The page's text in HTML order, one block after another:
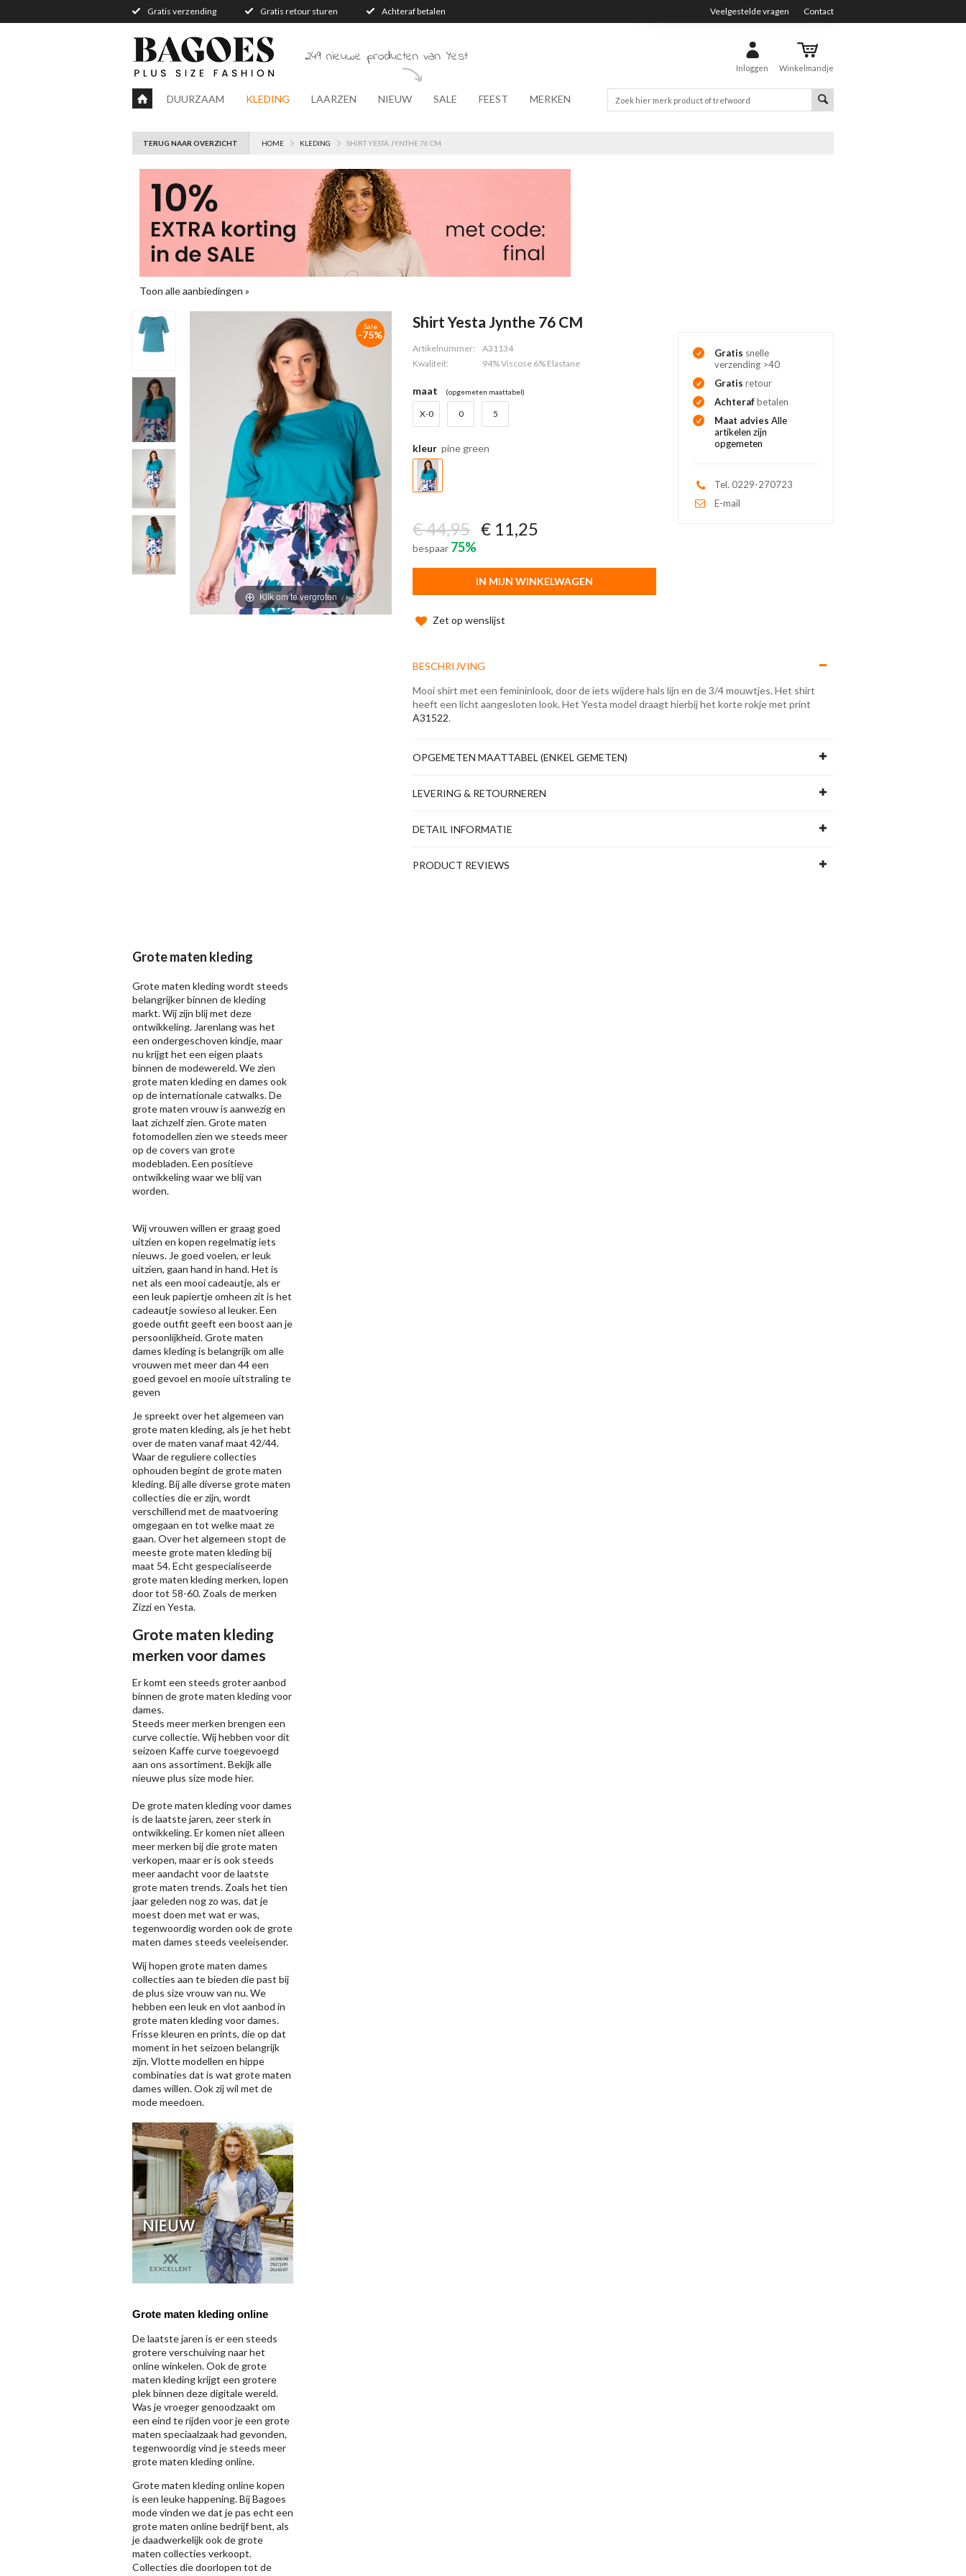
Gratis verzending Gratis retour sturen Achteraf betalen Veelgestelde vragen Contact
Inloggen Winkelmandje
249 nieuwe producten van Yest
DUURZAAM KLEDING LAARZEN NIEUW SALE FEEST MERKEN
TERUG NAAR OVERZICHT HOME KLEDING SHIRT YESTA JYNTHE 76 CM
Toon alle aanbiedingen »
Klik om te vergroten
Sale
-75%
Shirt Yesta Jynthe 76 CM
Artikelnummer:
A31134
Kwaliteit:
94% Viscose 6% Elastane
maat (opgemeten maattabel)
X-0 0 5
kleur pine green
€ 44,95 € 11,25
bespaar 75%
IN MIJN WINKELWAGEN
Zet op wenslijst
Gratis snelle
verzending >40
Gratis retour
Achterafbetalen
Maat adviesAlle
artikelen zijn
opgemeten
Tel. 0229-270723
E-mail
BESCHRIJVING
Mooi shirt met een femininlook, door de iets wijdere hals lijn en de 3/4 mouwtjes. Het shirt
heeft een licht aangesloten look. Het Yesta model draagt hierbij het korte rokje met print
A31522.
OPGEMETEN MAATTABEL (ENKEL GEMETEN)
LEVERING & RETOURNEREN
DETAIL INFORMATIE
PRODUCT REVIEWS
Grote maten kleding
Grote maten kleding wordt steeds
belangrijker binnen de kleding
markt. Wij zijn blij met deze
ontwikkeling. Jarenlang was het
een ondergeschoven kindje, maar
nu krijgt het een eigen plaats
binnen de modewereld. We zien
grote maten kleding en dames ook
op de internationale catwalks. De
grote maten vrouw is aanwezig en
laat zichzelf zien. Grote maten
fotomodellen zien we steeds meer
op de covers van grote
modebladen. Een positieve
ontwikkeling waar we blij van
worden.
Wij vrouwen willen er graag goed
uitzien en kopen regelmatig iets
nieuws. Je goed voelen, er leuk
uitzien, gaan hand in hand. Het is
net als een mooi cadeautje, als er
een leuk papiertje omheen zit is het
cadeautje sowieso al leuker. Een
goede outfit geeft een boost aan je
persoonlijkheid. Grote maten
dames kleding is belangrijk om alle
vrouwen met meer dan 44 een
goed gevoel en mooie uitstraling te
geven
Je spreekt over het algemeen van
grote maten kleding, als je het hebt
over de maten vanaf maat 42/44.
Waar de reguliere collecties
ophouden begint de grote maten
kleding. Bij alle diverse grote maten
collecties die er zijn, wordt
verschillend met de maatvoering
omgegaan en tot welke maat ze
gaan. Over het algemeen stopt de
meeste grote maten kleding bij
maat 54. Echt gespecialiseerde
grote maten kleding merken, lopen
door tot 58-60. Zoals de merken
Zizzien Yesta.
Grote maten kleding
merken voor dames
Er komt een steeds groter aanbod
binnen de grote maten kleding voor
dames.
Steeds meer merken brengen een
curve collectie. Wij hebben voor dit
seizoen Kaffecurve toegevoegd
aan ons assortiment. Bekijk alle
nieuweplus size modehier.
De grote maten kleding voor dames
is de laatste jaren, zeer sterk in
ontwikkeling. Er komen niet alleen
meer merken bij die grote maten
verkopen, maar er is ook steeds
meer aandacht voor de laatste
grote maten trends. Zoals het tien
jaar geleden nog zo was, dat je
moest doen met wat er was,
tegenwoordig worden ook de grote
maten dames steeds veeleisender.
Wij hopen grote maten dames
collecties aan te bieden die past bij
de plus size vrouw van nu. We
hebben een leuk en vlot aanbod in
grote maten kleding voor dames.
Frisse kleuren en prints, die op dat
moment in het seizoen belangrijk
zijn. Vlotte modellen en hippe
combinaties dat is wat grote maten
dames willen. Ook zij wil met de
mode meedoen.
Grote maten kleding online
De laatste jaren is er een steeds
grotere verschuiving naar het
online winkelen. Ook de grote
maten kleding krijgt een grotere
plek binnen deze digitale wereld.
Was je vroeger genoodzaakt om
een eind te rijden voor je een grote
maten speciaalzaak had gevonden,
tegenwoordig vind je steeds meer
grote maten kleding online.
Grote maten kleding online kopen
is een leuke happening. Bij Bagoes
mode vinden we dat je pas echt een
grote maten online bedrijf bent, als
je daadwerkelijk ook de grote
maten collecties verkoopt.
Collecties die doorlopen tot de